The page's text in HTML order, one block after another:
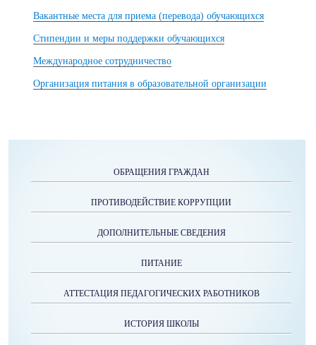
Вакантные места для приема (перевода) обучающихся
Стипендии и меры поддержки обучающихся
Международное сотрудничество
Организация питания в образовательной организации
ОБРАЩЕНИЯ ГРАЖДАН
ПРОТИВОДЕЙСТВИЕ КОРРУПЦИИ
ДОПОЛНИТЕЛЬНЫЕ СВЕДЕНИЯ
ПИТАНИЕ
АТТЕСТАЦИЯ ПЕДАГОГИЧЕСКИХ РАБОТНИКОВ
ИСТОРИЯ ШКОЛЫ